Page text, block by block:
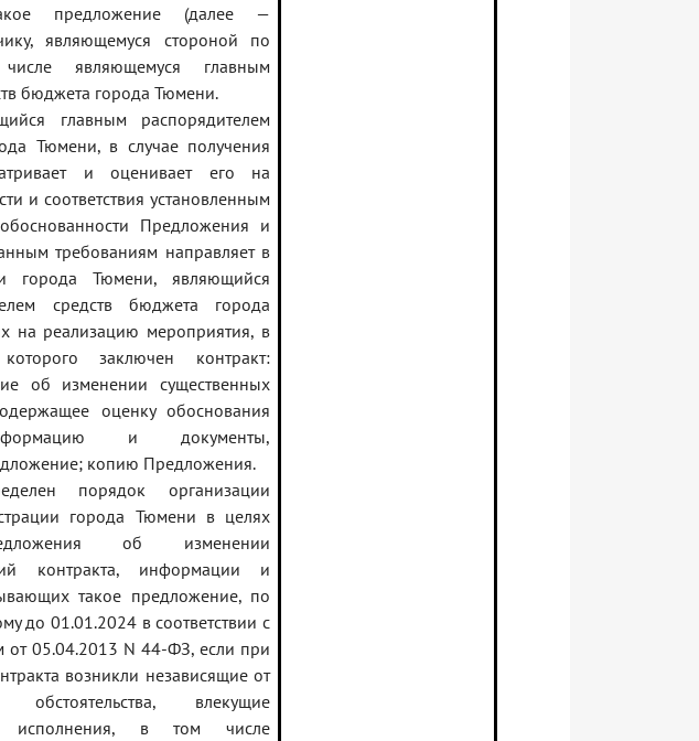
предложение (далее —
являющемуся стороной по
являющемуся главным
бюджета города Тюмени.
главным распорядителем
Тюмени, в случае получения
и оценивает его на
и соответствия установленным
Предложения и
требованиям направляет в
города Тюмени, являющийся
средств бюджета города
на реализацию мероприятия, в
заключен контракт:
об изменении существенных
оценку обоснования
и документы,
копию Предложения.
порядок организации
города Тюмени в целях
об изменении
контракта, информации и
такое предложение, по
до 01.01.2024 в соответствии с
от 05.04.2013 N 44-ФЗ, если при
возникли независящие от
влекущие
исполнения, в том числе